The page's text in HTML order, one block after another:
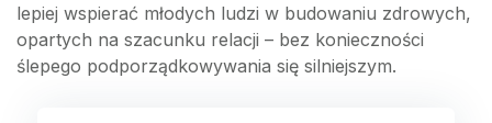
lepiej wspierać młodych ludzi w budowaniu zdrowych,
opartych na szacunku relacji – bez konieczności
ślepego podporządkowywania się silniejszym.